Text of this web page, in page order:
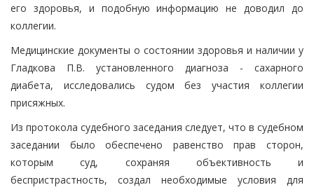
его здоровья, и подобную информацию не доводил до
коллегии.
Медицинские документы о состоянии здоровья и наличии у
Гладкова П.В. установленного диагноза - сахарного
диабета, исследовались судом без участия коллегии
присяжных.
Из протокола судебного заседания следует, что в судебном
заседании было обеспечено равенство прав сторон,
которым суд, сохраняя объективность и
беспристрастность, создал необходимые условия для